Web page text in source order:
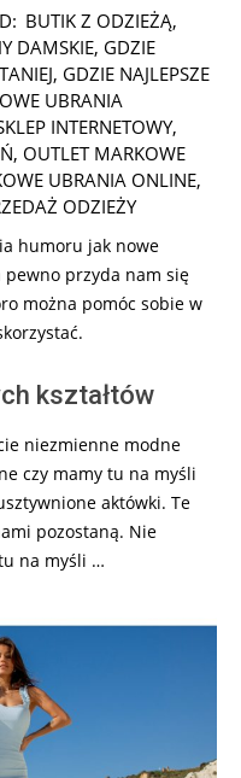
BUTIK Z ODZIEŻĄ,
DAMSKIE, GDZIE
, GDZIE NAJLEPSZE
UBRANIA
INTERNETOWY,
, OUTLET MARKOWE
UBRANIA ONLINE,
ODZIEŻY
humoru jak nowe
pewno przyda nam się
można pomóc sobie w
kształtów
niezmienne modne
czy mamy tu na myśli
aktówki. Te
pozostaną. Nie
na myśli …